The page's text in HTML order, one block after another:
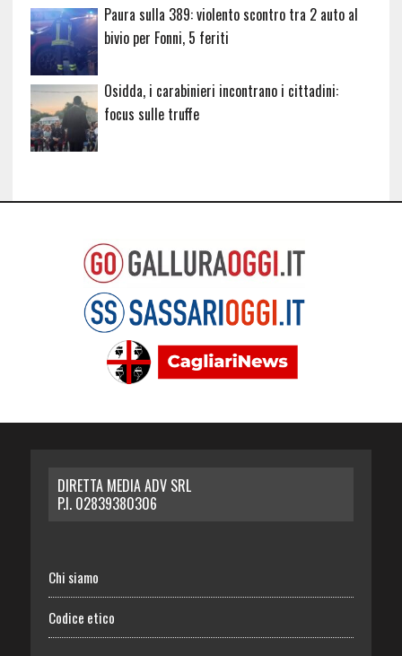
Paura sulla 389: violento scontro tra 2 auto al
bivio per Fonni, 5 feriti
Osidda, i carabinieri incontrano i cittadini:
focus sulle truffe
DIRETTA MEDIA ADV SRL
P.I. 02839380306
Chi siamo
Codice etico